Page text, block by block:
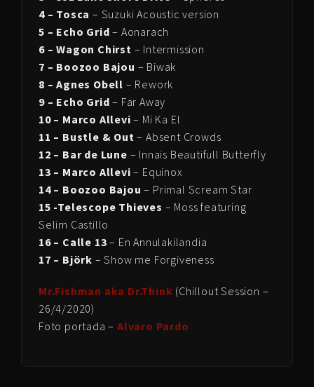
4 – Tosca – Suzuki Acoustic version
5 – Echo Grid – Aonarach
6 – Wagon Chirst – Intermission
7 – Boozoo Bajou – Biwak
8 – Agnes Obell – Rework
9 – Echo Grid– Far Away
10 – Marco Allevi– Mi Ka El
11 – Bustle & Out– Absent Crowds
12 – Bar de Lune – Innais Beautifull Butterfly
13 – Marco Allevi– Equinox
14 – Boozoo Bajou– Primal Scream Star
15 -Telescope Thieves – Moss featuring
Selim Castillo
16 – Calle 13 – En Annulakilandia
17 – Björk – Show me Forgiveness
Mr.Fishman aka Dr.Think (Chillout Session –
26/4/2020)
Foto portada – Alvaro Pardo